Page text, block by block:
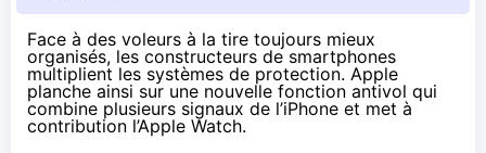
Face à des voleurs à la tire toujours mieux
organisés, les constructeurs de smartphones
multiplient les systèmes de protection. Apple
planche ainsi sur une nouvelle fonction antivol qui
combine plusieurs signaux de l’iPhone et met à
contribution l’Apple Watch.